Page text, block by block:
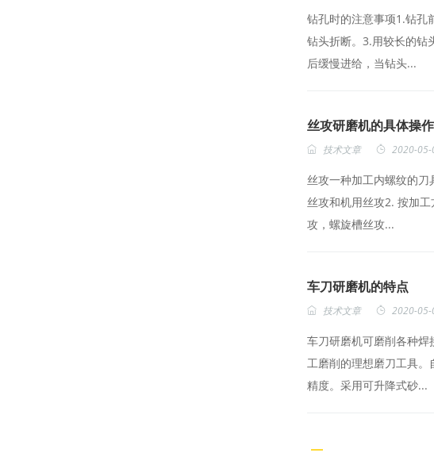
钻孔时的注意事项1.钻孔
钻头折断。3.用较长的钻
后缓慢进给，当钻头...
丝攻研磨机的具体操
技术文章 2020-05-
丝攻一种加工内螺纹的
丝攻和机用丝攻2. 按加
攻，螺旋槽丝攻...
车刀研磨机的特点
技术文章 2020-05-
车刀研磨机可磨削各种
工磨削的理想磨刀工具
精度。采用可升降式砂...